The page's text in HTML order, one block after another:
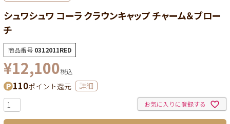
シュワシュワ コーラ クラウンキャップ チャーム＆ブロー
チ
商品番号 0312011RED
¥12,100税込
110ポイント還元 詳細
お気に入りに登録する